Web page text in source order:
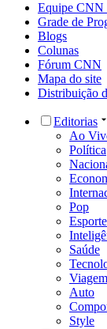
Equipe CNN
Grade de
Blogs
Colunas
Fórum CNN
Mapa do site
Distribuição
Editorias
Ao
Política
Pop
Saúde
Auto
Style